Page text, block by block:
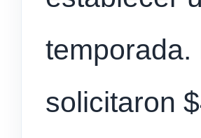
temporada.
solicitaron